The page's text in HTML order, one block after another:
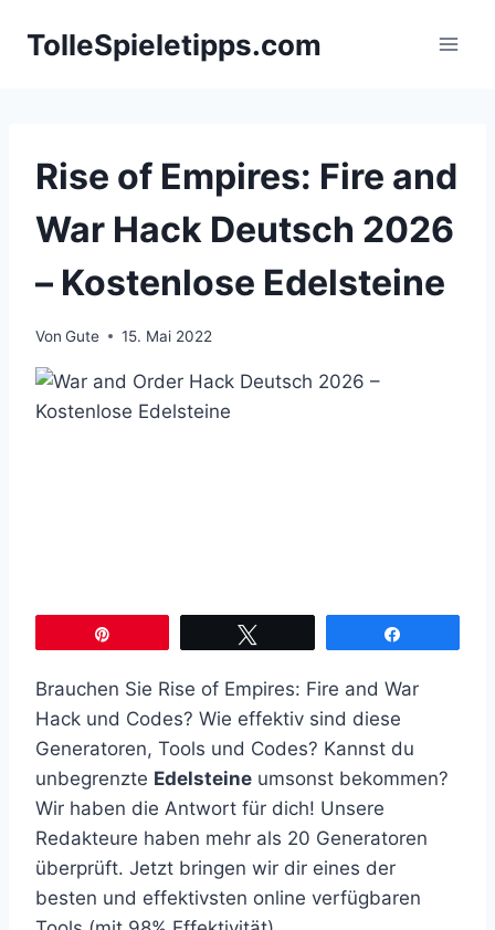
InhaltTolleSpieletipps.com
Rise of Empires: Fire and
War Hack Deutsch 2026
– Kostenlose Edelsteine
Von Gute 15. Mai 2022
Brauchen Sie Rise of Empires: Fire and War
Hack und Codes? Wie effektiv sind diese
Generatoren, Tools und Codes? Kannst du
unbegrenzte Edelsteine umsonst bekommen?
Wir haben die Antwort für dich! Unsere
Redakteure haben mehr als 20 Generatoren
überprüft. Jetzt bringen wir dir eines der
besten und effektivsten online verfügbaren